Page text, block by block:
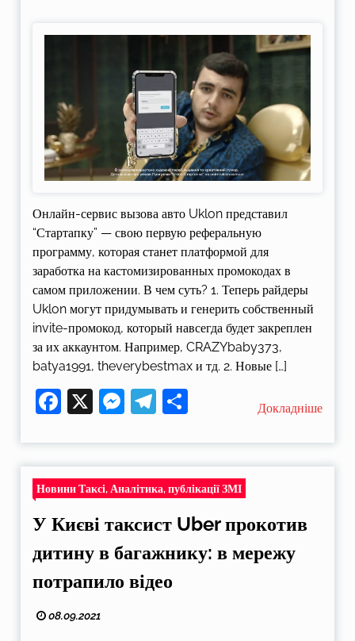
Онлайн-сервис вызова авто Uklon представил
“Стартапку” — свою первую реферальную
программу, которая станет платформой для
заработка на кастомизированных промокодах в
самом приложении. В чем суть? 1. Теперь райдеры
Uklon могут придумывать и генерить собственный
invite-промокод, который навсегда будет закреплен
за их аккаунтом. Например, CRAZYbaby373,
batya1991, theverybestmax и тд. 2. Новые […]
Facebook
X Messenger
Telegram
Поділитися
Докладніше
Новини Таксі, Аналітика, публікації ЗМІ
У Києві таксист Uber прокотив
дитину в багажнику: в мережу
потрапило відео
08.09.2021